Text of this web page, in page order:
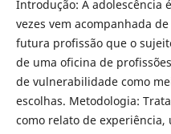
Introdução: A adolescência
vezes vem acompanhada
futura profissão que o
de uma oficina de
de vulnerabilidade como
escolhas. Metodologia:
como relato de experiência,